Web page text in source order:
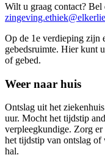
Wilt u graag contact?
Op de 1e verdieping zijn
gebedsruimte. Hier kunt
of gebed.
Weer naar huis
Ontslag uit het
uur. Mocht het tijdstip
verpleegkundige. Zorg
het tijdstip van ontslag of
hal.